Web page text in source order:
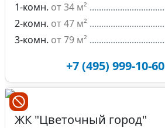
1-комн. от 34 м²
2-комн. от 47 м²
3-комн. от 79 м²
+7 (495) 999-10-60
ЖК "Цветочный город"